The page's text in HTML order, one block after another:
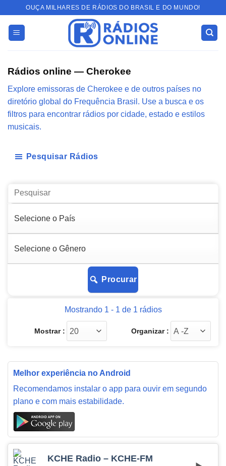
content
OUÇA MILHARES DE RÁDIOS DO BRASIL E DO MUNDO!
Rádios online — Cherokee
Explore emissoras de Cherokee e de outros países no
diretório global do Frequência Brasil. Use a busca e os
filtros para encontrar rádios por cidade, estado e estilos
musicais.
Pesquisar Rádios
Procurar
Mostrando 1 - 1 de 1 rádios
Mostrar : Organizar :
Melhor experiência no Android
Recomendamos instalar o app para ouvir em segundo
plano e com mais estabilidade.
KCHE Radio – KCHE-FM